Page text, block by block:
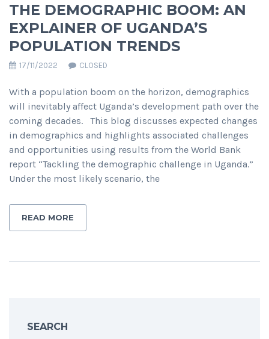
THE DEMOGRAPHIC BOOM: AN
EXPLAINER OF UGANDA’S
POPULATION TRENDS
17/11/2022 CLOSED
With a population boom on the horizon, demographics
will inevitably affect Uganda’s development path over the
coming decades. This blog discusses expected changes
in demographics and highlights associated challenges
and opportunities using results from the World Bank
report “Tackling the demographic challenge in Uganda.”
Under the most likely scenario, the
READ MORE
SEARCH